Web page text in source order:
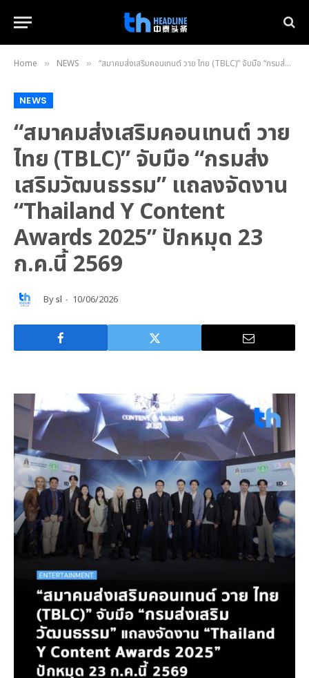
Home » NEWS » “สมาคมส่งเสริมคอนเทนต์ วาย ไทย (TBLC)” จับมือ “กรมส่งเสริมวัฒนธรรม” แถลงจัดงาน “Thailand Y Content Awards 2025” ปักหมุด 23 ก.ค.นี้ 2569
NEWS
“สมาคมส่งเสริมคอนเทนต์ วาย
ไทย (TBLC)” จับมือ “กรมส่ง
เสริมวัฒนธรรม” แถลงจัดงาน
“Thailand Y Content
Awards 2025” ปักหมุด 23
ก.ค.นี้ 2569
Bysl 10/06/2026